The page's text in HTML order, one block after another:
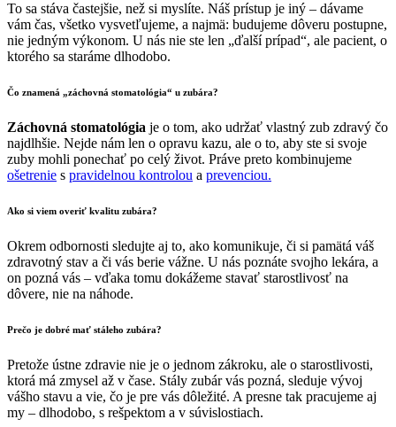
To sa stáva častejšie, než si myslíte. Náš prístup je iný – dávame
vám čas, všetko vysvetľujeme, a najmä: budujeme dôveru postupne,
nie jedným výkonom. U nás nie ste len „ďalší prípad“, ale pacient, o
ktorého sa staráme dlhodobo.
Čo znamená „záchovná stomatológia“ u zubára?
Záchovná stomatológia je o tom, ako udržať vlastný zub zdravý čo
najdlhšie. Nejde nám len o opravu kazu, ale o to, aby ste si svoje
zuby mohli ponechať po celý život. Práve preto kombinujeme
ošetrenie s pravidelnou kontrolou a prevenciou.
Ako si viem overiť kvalitu zubára?
Okrem odbornosti sledujte aj to, ako komunikuje, či si pamätá váš
zdravotný stav a či vás berie vážne. U nás poznáte svojho lekára, a
on pozná vás – vďaka tomu dokážeme stavať starostlivosť na
dôvere, nie na náhode.
Prečo je dobré mať stáleho zubára?
Pretože ústne zdravie nie je o jednom zákroku, ale o starostlivosti,
ktorá má zmysel až v čase. Stály zubár vás pozná, sleduje vývoj
vášho stavu a vie, čo je pre vás dôležité. A presne tak pracujeme aj
my – dlhodobo, s rešpektom a v súvislostiach.